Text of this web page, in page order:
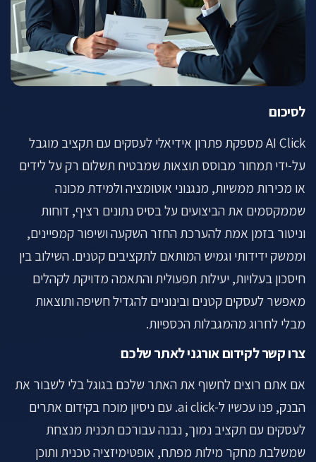
לסיכום
AI Click מספקת פתרון אידיאלי לעסקים עם תקציב מוגבל
על-ידי תמחור מבוסס תוצאות שמבטיח תשלום רק על לידים
או מכירות ממשיות, מנגנוני אוטומציה ולמידת מכונה
שממקסמים את הביצועים על בסיס נתונים רציף, דוחות
וניטור בזמן אמת להערכת החזר השקעה ושיפור קמפיינים,
וממשק ידידותי וגמיש המותאם לתקציבים קטנים. השילוב בין
חיסכון בעלויות, יעילות תפעולית והתאמה מדויקת לקהלים
מאפשר לעסקים קטנים ובינוניים להגדיל חשיפה ותוצאות
מבלי לחרוג מהמגבלות הכספיות.
צרו קשר לקידום אורגני לאתר שלכם
אם אתם רוצים לחשוף את האתר שלכם בגוגל בלי לשבור את
הבנק, פנו עכשיו ל-ai click. עם ניסיון מוכח בקידום אתרים
לעסקים עם תקציב נמוך, נבנה עבורכם תכנית מנצחת
שמשלבת מחקר מילות מפתח, אופטימיזציה טכנית ותוכן